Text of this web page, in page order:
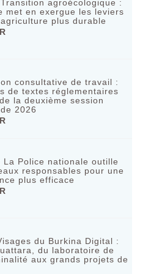
agroécologique :
met en exergue les leviers
plus durable
consultative de travail :
de textes réglementaires
la deuxième session
2026
La Police nationale outille
responsables pour une
plus efficace
du Burkina Digital :
du laboratoire de
aux grands projets de